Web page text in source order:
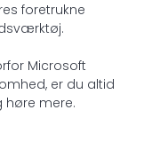
foretrukne
Microsoft
er du altid
høre mere.